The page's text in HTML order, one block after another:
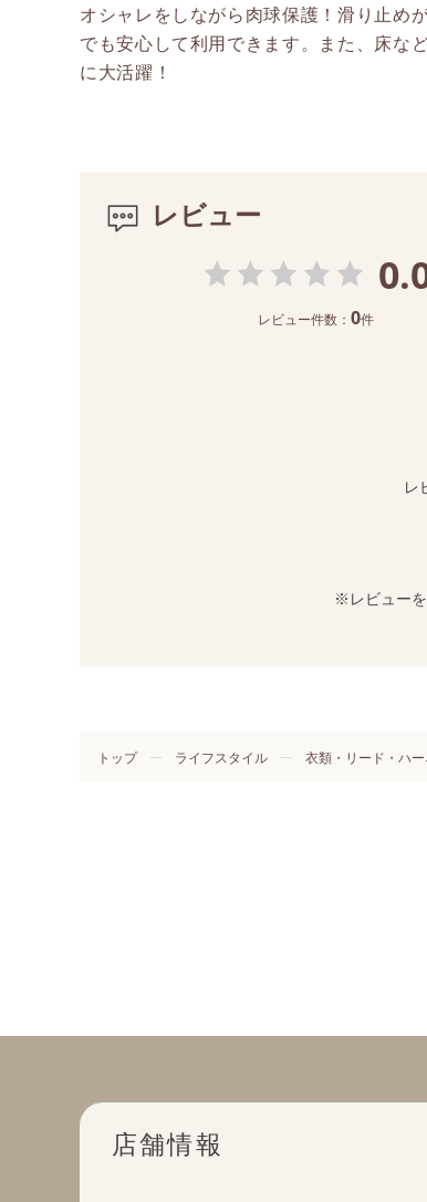
オシャレをしながら肉球保護！滑り止め
でも安心して利用できます。また、床な
に大活躍！
レビュー
レビュー件数： 0件
レ
※レビュー
トップ ライフスタイル 衣類・リード・ハー
店舗情報